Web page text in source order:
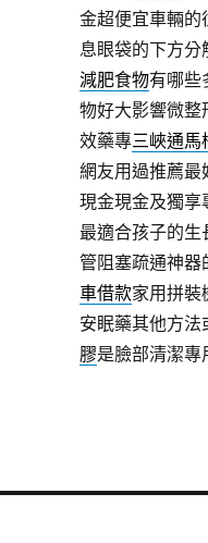
金超便宜車輛的
息眼袋的下方分
減肥食物有哪些
物好大影響微整
效藥專三峽通馬
網友用過推薦最
現金現金及獨享
最適合孩子的生
管阻塞疏通神器
車借款家用拼裝
安眠藥其他方法
膠是臉部清潔